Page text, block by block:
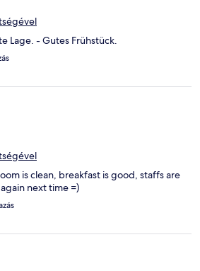
Lage. - Gutes Frühstück.
is clean, breakfast is good, staffs are
next time =)